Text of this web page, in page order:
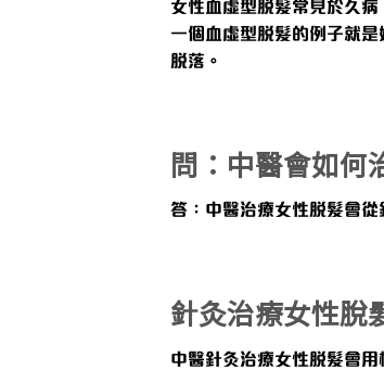
女性血虛型脫髮常見於久
一個血虛型脫髮的例子就
脫落。
問：中醫會如何
答： 中醫治療女性脫髮會
針灸治療女性脫
中醫針灸治療女性脫髮會